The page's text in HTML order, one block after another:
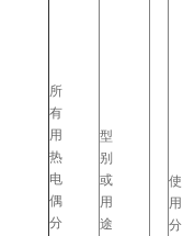
所
有
用
热
电
偶
分
型
别
或
用
途
使
用
分